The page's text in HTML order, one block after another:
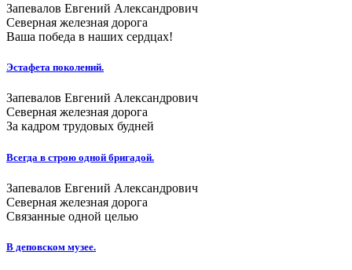
Запевалов Евгений Александрович
Северная железная дорога
Ваша победа в наших сердцах!
Эстафета поколений.
Запевалов Евгений Александрович
Северная железная дорога
За кадром трудовых будней
Всегда в строю одной бригадой.
Запевалов Евгений Александрович
Северная железная дорога
Связанные одной целью
В деповском музее.